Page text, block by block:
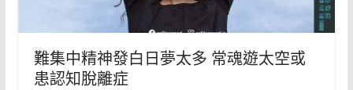
難集中精神發白日夢太多 常魂遊太空或
患認知脫離症